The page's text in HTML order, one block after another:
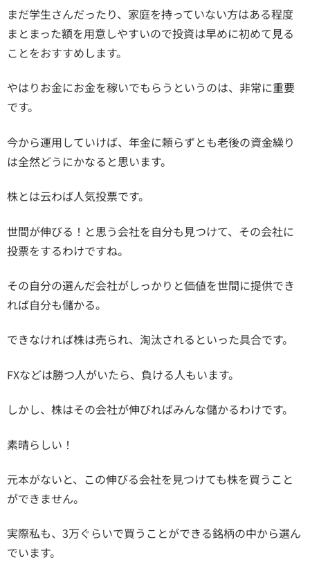
まだ学生さんだったり、家庭を持っていない方はある程度
まとまった額を用意しやすいので投資は早めに初めて見る
ことをおすすめします。
やはりお金にお金を稼いでもらうというのは、非常に重要
です。
今から運用していけば、年金に頼らずとも老後の資金繰り
は全然どうにかなると思います。
株とは云わば人気投票です。
世間が伸びる！と思う会社を自分も見つけて、その会社に
投票をするわけですね。
その自分の選んだ会社がしっかりと価値を世間に提供でき
れば自分も儲かる。
できなければ株は売られ、淘汰されるといった具合です。
FXなどは勝つ人がいたら、負ける人もいます。
しかし、株はその会社が伸びればみんな儲かるわけです。
素晴らしい！
元本がないと、この伸びる会社を見つけても株を買うこと
ができません。
実際私も、3万ぐらいで買うことができる銘柄の中から選ん
でいます。